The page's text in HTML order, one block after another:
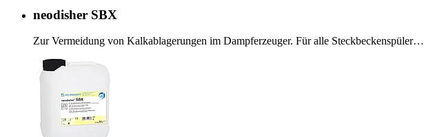
neodisher SBX
Zur Vermeidung von Kalkablagerungen im Dampferzeuger. Für alle Steckbeckenspüler…